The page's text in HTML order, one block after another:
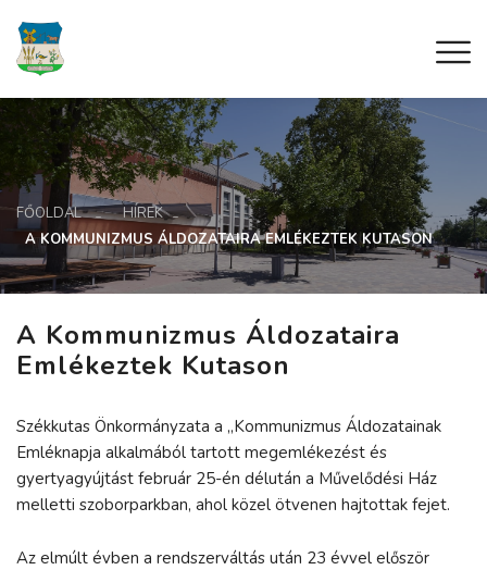
FŐOLDAL
HÍREK
A KOMMUNIZMUS ÁLDOZATAIRA EMLÉKEZTEK KUTASON
A Kommunizmus Áldozataira
Emlékeztek Kutason
Székkutas Önkormányzata a „Kommunizmus Áldozatainak
Emléknapja alkalmából tartott megemlékezést és
gyertyagyújtást február 25-én délután a Művelődési Ház
melletti szoborparkban, ahol közel ötvenen hajtottak fejet.
Az elmúlt évben a rendszerváltás után 23 évvel először